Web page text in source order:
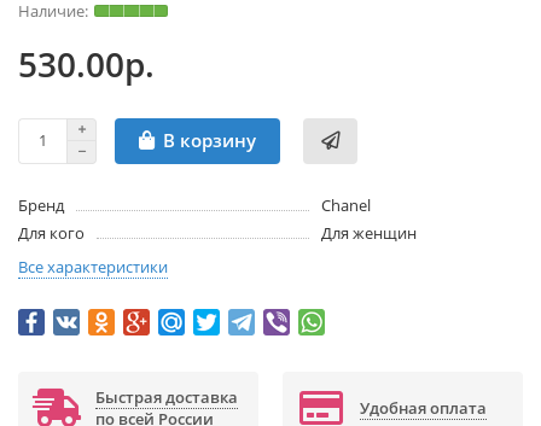
530.00р.
В корзину
Бренд
Chanel
Для кого
Для женщин
Все характеристики
Быстрая доставка
по всей России
Удобная оплата